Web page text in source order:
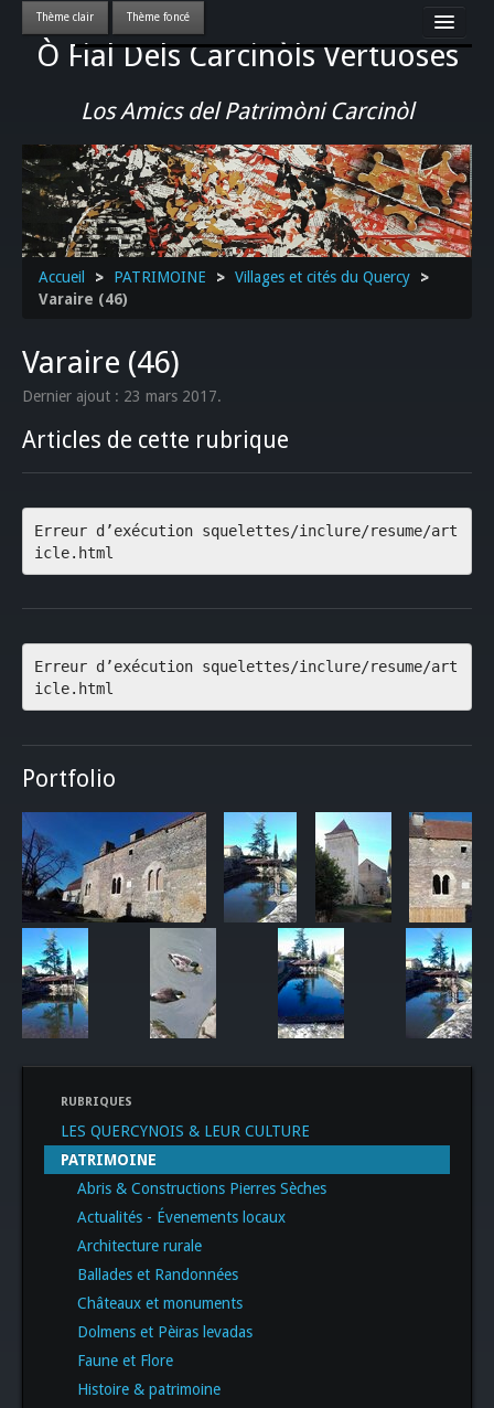
Ò Fial Dels Carcinòls Vertuoses
Los Amics del Patrimòni Carcinòl
Accueil
LES QUERCYNOIS & LEUR CULTURE
PATRIMOINE
GASTRONOMIE
ACTUALITE-CULTURE-EVENEMENTS LOCAUX
>>
Accueil > PATRIMOINE > Villages et cités du Quercy
>
Varaire (46)
Varaire (46)
Dernier ajout : 23 mars 2017.
Articles de cette rubrique
Erreur d’exécution squelettes/inclure/resume/art
icle.html
Erreur d’exécution squelettes/inclure/resume/art
icle.html
Portfolio
RUBRIQUES
LES QUERCYNOIS & LEUR CULTURE
PATRIMOINE
Abris & Constructions Pierres Sèches
Actualités - Évenements locaux
Architecture rurale
Ballades et Randonnées
Châteaux et monuments
Dolmens et Pèiras levadas
Faune et Flore
Histoire & patrimoine